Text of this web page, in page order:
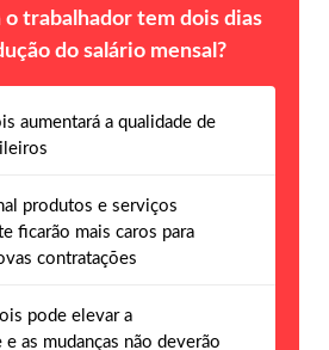
o trabalhador tem dois dias
do salário mensal?
aumentará a qualidade de
produtos e serviços
ficarão mais caros para
contratações
pode elevar a
as mudanças não deverão